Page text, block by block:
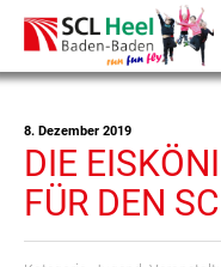
8. Dezember 2019
DIE
FÜR DEN